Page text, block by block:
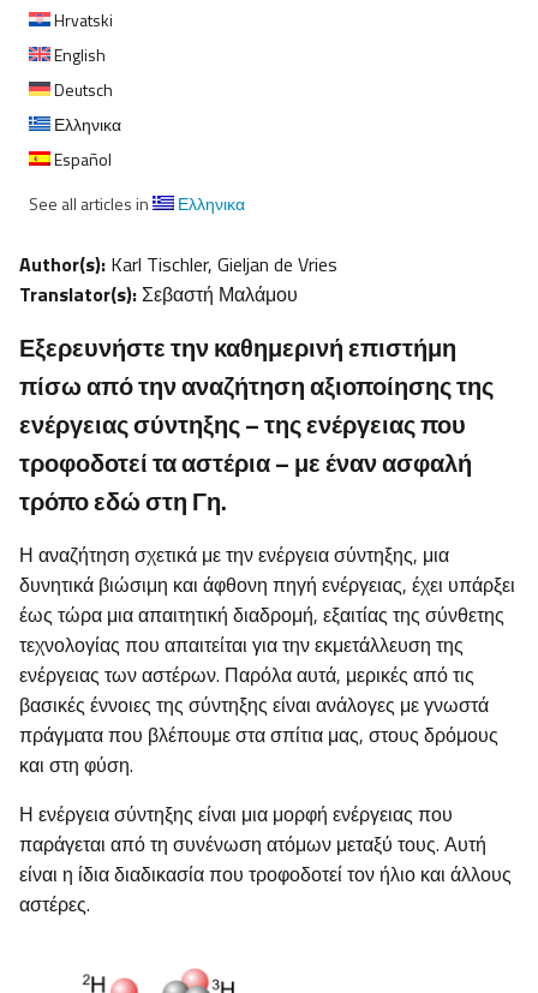
Hrvatski
English
Deutsch
Ελληνικα
Español
See all articles in
Ελληνικα
Author(s): Karl Tischler, Gieljan de Vries
Translator(s):Σεβαστή Μαλάμου
Εξερευνήστε την καθημερινή επιστήμη
πίσω από την αναζήτηση αξιοποίησης της
ενέργειας σύντηξης – της ενέργειας που
τροφοδοτεί τα αστέρια – με έναν ασφαλή
τρόπο εδώ στη Γη.
Η αναζήτηση σχετικά με την ενέργεια σύντηξης, μια
δυνητικά βιώσιμη και άφθονη πηγή ενέργειας, έχει υπάρξει
έως τώρα μια απαιτητική διαδρομή, εξαιτίας της σύνθετης
τεχνολογίας που απαιτείται για την εκμετάλλευση της
ενέργειας των αστέρων. Παρόλα αυτά, μερικές από τις
βασικές έννοιες της σύντηξης είναι ανάλογες με γνωστά
πράγματα που βλέπουμε στα σπίτια μας, στους δρόμους
και στη φύση.
Η ενέργεια σύντηξης είναι μια μορφή ενέργειας που
παράγεται από τη συνένωση ατόμων μεταξύ τους. Αυτή
είναι η ίδια διαδικασία που τροφοδοτεί τον ήλιο και άλλους
αστέρες.